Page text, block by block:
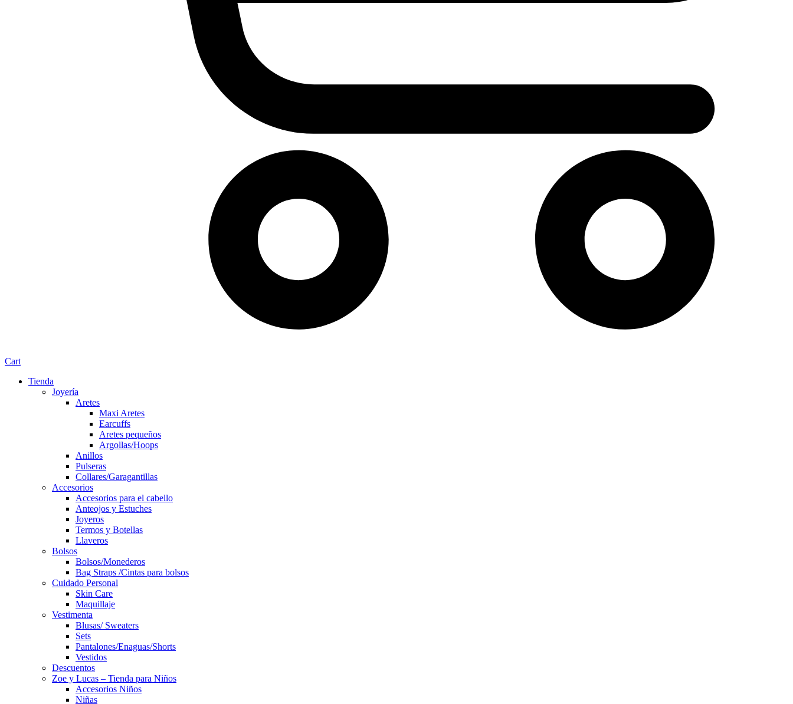
Cart
Tienda
Joyería
Aretes
Maxi Aretes
Earcuffs
Aretes pequeños
Argollas/Hoops
Anillos
Pulseras
Collares/Garagantillas
Accesorios
Accesorios para el cabello
Anteojos y Estuches
Joyeros
Termos y Botellas
Llaveros
Bolsos
Bolsos/Monederos
Bag Straps /Cintas para bolsos
Cuidado Personal
Skin Care
Maquillaje
Vestimenta
Blusas/ Sweaters
Sets
Pantalones/Enaguas/Shorts
Vestidos
Descuentos
Zoe y Lucas – Tienda para Niños
Accesorios Niños
Niñas